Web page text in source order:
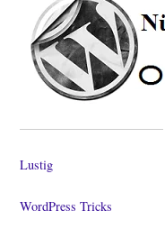
Lustig
WordPress Tricks